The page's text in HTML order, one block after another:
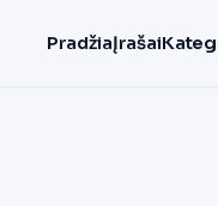
PradžiaĮrašai